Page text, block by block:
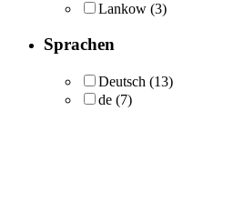
Lankow (3)
Sprachen
Deutsch (13)
de (7)